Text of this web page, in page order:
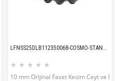
LFNSS25DLB112350068-COSMO-STANDART
★ ★ ★ ★ ★
10 mm Orijinal Faset Kesim Ceyt ve